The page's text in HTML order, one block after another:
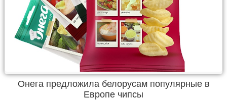
Онега предложила белорусам популярные в
Европе чипсы